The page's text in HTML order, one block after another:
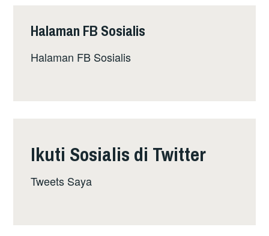
SEKOLAH
PARTI
–
Halaman FB Sosialis
Halaman FB Sosialis
Ikuti Sosialis di Twitter
Tweets Saya